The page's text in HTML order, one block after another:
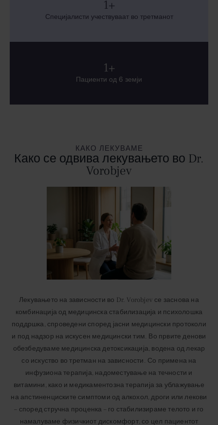
1+
Специјалисти учествуваат во третманот
1+
Пациенти од 6 земји
КАКО ЛЕКУВАМЕ
Како се одвива лекувањето во Dr.
Vorobjev
Лекувањето на зависности во Dr. Vorobjev се заснова на
комбинација од медицинска стабилизација и психолошка
поддршка, спроведени според јасни медицински протоколи
и под надзор на искусен медицински тим. Во првите денови
обезбедуваме медицинска детоксикација, водена од лекар
со искуство во третман на зависности. Со примена на
инфузиона терапија, надоместување на течности и
витамини, како и медикаментозна терапија за ублажување
на апстиненциските симптоми од алкохол, дроги или лекови
– според стручна проценка – го стабилизираме телото и го
намалуваме физичкиот дискомфорт, со цел пациентот